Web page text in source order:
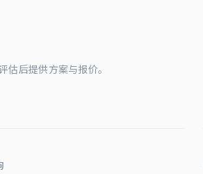
后提供方案与报价。